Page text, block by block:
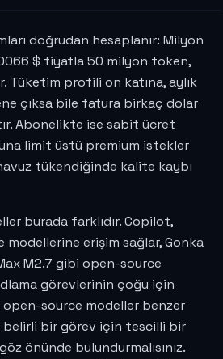
doğrudan hesaplanır: Milyon
$ fiyatla 50 milyon token,
Tüketim profili on katına, aylık
çıksa bile fatura birkaç dolar
Abonelikte ise sabit ücret
limit üstü premium istekler
tükendiğinde kalite kaybı
burada farklıdır. Copilot,
modellerine erişim sağlar, Gonka
M2.7 gibi open-source
görevlerinin çoğu için
source modeller benzer
belirli bir görev için tescilli bir
önünde bulundurmalısınız.